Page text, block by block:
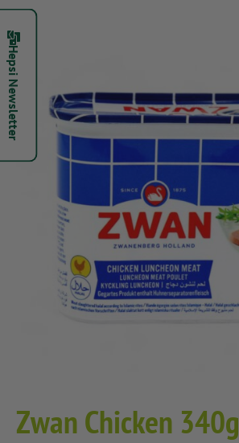
Hepsi Newsletter
Zwan Chicken 340g